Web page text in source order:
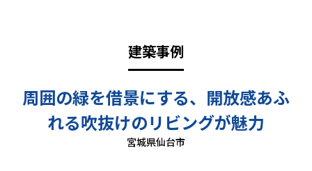
建築事例
周囲の緑を借景にする、開放感あふ
れる吹抜けのリビングが魅力
宮城県仙台市